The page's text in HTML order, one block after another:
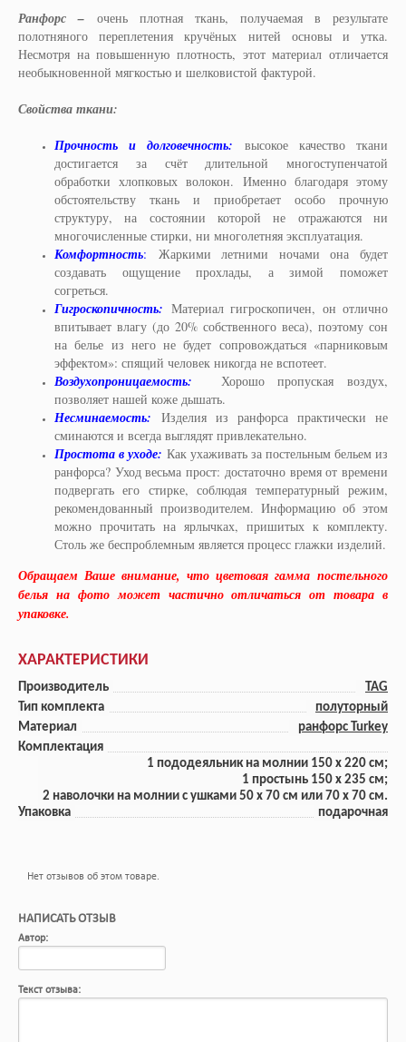
Ранфорс – очень плотная ткань, получаемая в результате
полотняного переплетения кручёных нитей основы и утка.
Несмотря на повышенную плотность, этот материал отличается
необыкновенной мягкостью и шелковистой фактурой.
Свойства ткани:
Прочность и долговечность: высокое качество ткани
достигается за счёт длительной многоступенчатой
обработки хлопковых волокон. Именно благодаря этому
обстоятельству ткань и приобретает особо прочную
структуру, на состоянии которой не отражаются ни
многочисленные стирки, ни многолетняя эксплуатация.
Комфортность: Жаркими летними ночами она будет
создавать ощущение прохлады, а зимой поможет
согреться.
Гигроскопичность: Материал гигроскопичен, он отлично
впитывает влагу (до 20% собственного веса), поэтому сон
на белье из него не будет сопровождаться «парниковым
эффектом»: спящий человек никогда не вспотеет.
Воздухопроницаемость:
Хорошо пропуская воздух,
позволяет нашей коже дышать.
Несминаемость: Изделия из ранфорса практически не
сминаются и всегда выглядят привлекательно.
Простота в уходе: Как ухаживать за постельным бельем из
ранфорса? Уход весьма прост: достаточно время от времени
подвергать его стирке, соблюдая температурный режим,
рекомендованный производителем. Информацию об этом
можно прочитать на ярлычках, пришитых к комплекту.
Столь же беспроблемным является процесс глажки изделий.
Обращаем Ваше внимание, что цветовая гамма постельного
белья на фото может частично отличаться от товара в
упаковке.
ХАРАКТЕРИСТИКИ
Производитель
TAG
Тип комплекта
полуторный
Материал
ранфорс Turkey
Комплектация
1 пододеяльник на молнии 150 x 220 см;
1 прoстынь 150 x 235 см;
2 наволочки на молнии с ушками 50 x 70 см или 70 x 70 см.
Упаковка
подарочная
Нет отзывов об этом товаре.
НАПИСАТЬ ОТЗЫВ
Автор:
Текст отзыва: